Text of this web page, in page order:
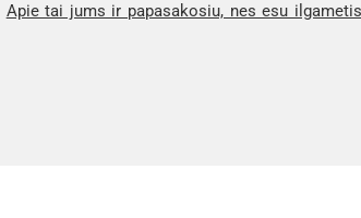
Apie tai jums ir papasakosiu, nes esu